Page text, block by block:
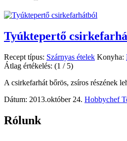
Tyúktepertő
Recept típus: Szárnyas ételek Konyha:
Átlag értékelés: (1 / 5)
A csirkefarhát bőrös, zsíros részének
Dátum: 2013.október 24. Hobbychef
Rólunk